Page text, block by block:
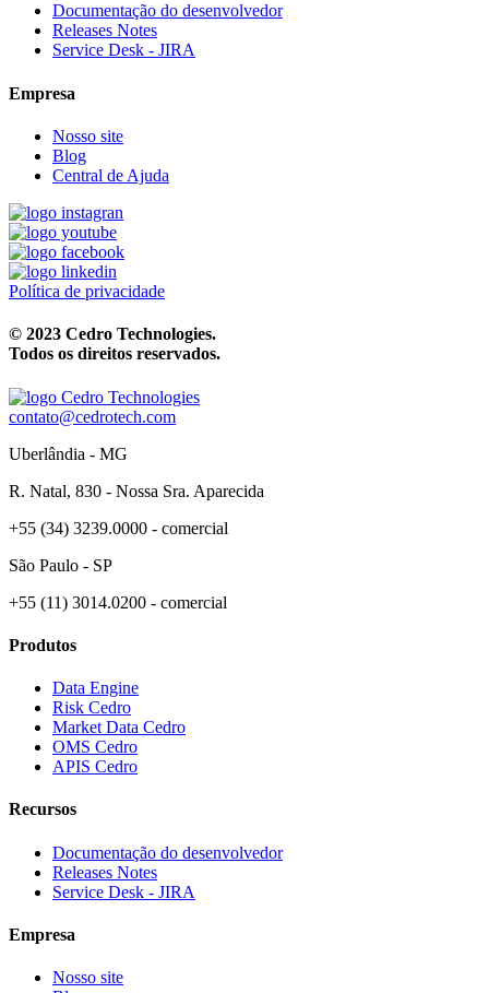
Documentação do desenvolvedor
Releases Notes
Service Desk - JIRA
Empresa
Nosso site
Blog
Central de Ajuda
Política de privacidade
© 2023 Cedro Technologies.
Todos os direitos reservados.
contato@cedrotech.com
Uberlândia - MG
R. Natal, 830 - Nossa Sra. Aparecida
+55 (34) 3239.0000 - comercial
São Paulo - SP
+55 (11) 3014.0200 - comercial
Produtos
Data Engine
Risk Cedro
Market Data Cedro
OMS Cedro
APIS Cedro
Recursos
Documentação do desenvolvedor
Releases Notes
Service Desk - JIRA
Empresa
Nosso site